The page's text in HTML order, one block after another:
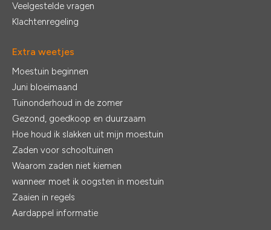
Veelgestelde vragen
Klachtenregeling
Extra weetjes
Moestuin beginnen
Juni bloeimaand
Tuinonderhoud in de zomer
Gezond, goedkoop en duurzaam
Hoe houd ik slakken uit mijn moestuin
Zaden voor schooltuinen
Waarom zaden niet kiemen
wanneer moet ik oogsten in moestuin
Zaaien in regels
Aardappel informatie